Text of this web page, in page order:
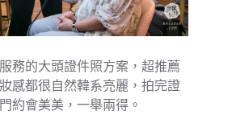
務的大頭證件照方案，超推薦
感都很自然韓系亮麗，拍完證
約會美美，一舉兩得。